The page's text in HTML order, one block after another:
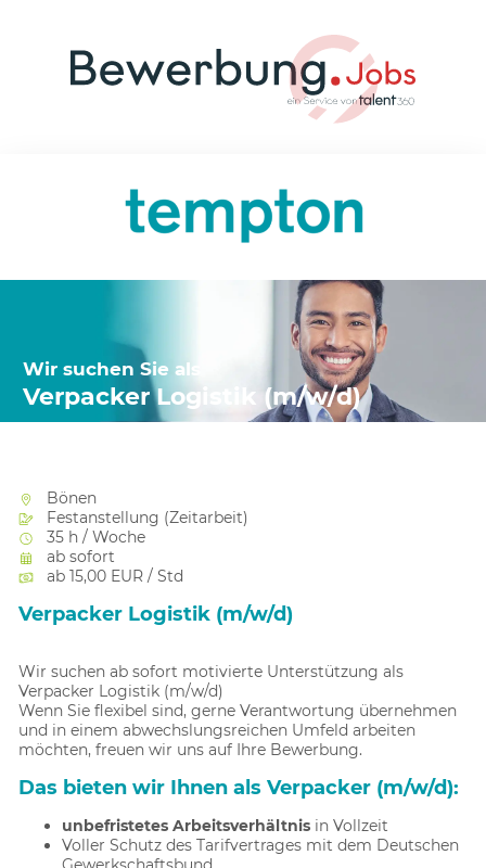
Wir suchen Sie als
Verpacker Logistik (m/w/d)
Bönen
Festanstellung (Zeitarbeit)
35 h / Woche
ab sofort
ab 15,00 EUR / Std
Verpacker Logistik (m/w/d)
Wir suchen ab sofort motivierte Unterstützung als
Verpacker Logistik (m/w/d)
Wenn Sie flexibel sind, gerne Verantwortung übernehmen
und in einem abwechslungsreichen Umfeld arbeiten
möchten, freuen wir uns auf Ihre Bewerbung.
Das bieten wir Ihnen als Verpacker (m/w/d):
unbefristetes Arbeitsverhältnis in Vollzeit
Voller Schutz des Tarifvertrages mit dem Deutschen